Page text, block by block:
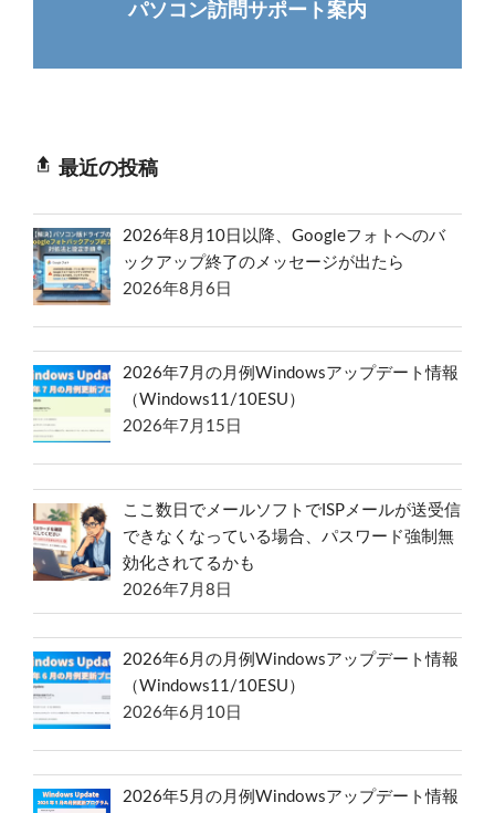
パソコン訪問サポート案内
最近の投稿
2026年8月10日以降、Googleフォトへのバ
ックアップ終了のメッセージが出たら
2026年8月6日
2026年7月の月例Windowsアップデート情報
（Windows11/10ESU）
2026年7月15日
ここ数日でメールソフトでISPメールが送受信
できなくなっている場合、パスワード強制無
効化されてるかも
2026年7月8日
2026年6月の月例Windowsアップデート情報
（Windows11/10ESU）
2026年6月10日
2026年5月の月例Windowsアップデート情報